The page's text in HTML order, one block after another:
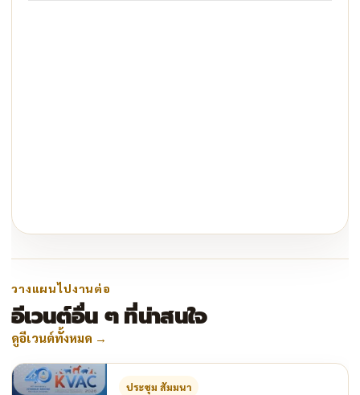
วางแผนไปงานต่อ
อีเวนต์อื่น ๆ ที่น่าสนใจ
ดูอีเวนต์ทั้งหมด →
ประชุม สัมมนา